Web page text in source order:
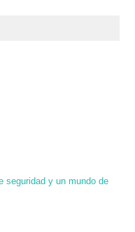
seguridad y un mundo de